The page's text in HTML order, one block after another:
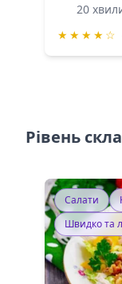
20
★ ★ ★ ★ ☆
Рівень
Салати
Швидко та